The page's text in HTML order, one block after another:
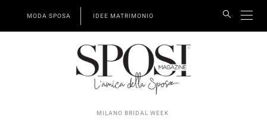
MODA SPOSA IDEE MATRIMONIO
MILANO BRIDAL WEEK